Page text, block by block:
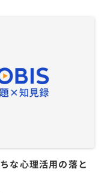
な心理活用の落と